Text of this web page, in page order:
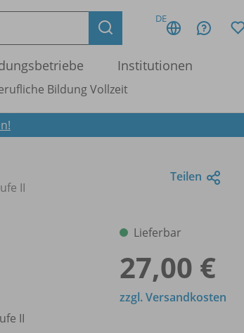
DE
Institutionen
Bildung Vollzeit
II
Teilen
II
Lieferbar
27,00 €
zzgl. Versandkosten